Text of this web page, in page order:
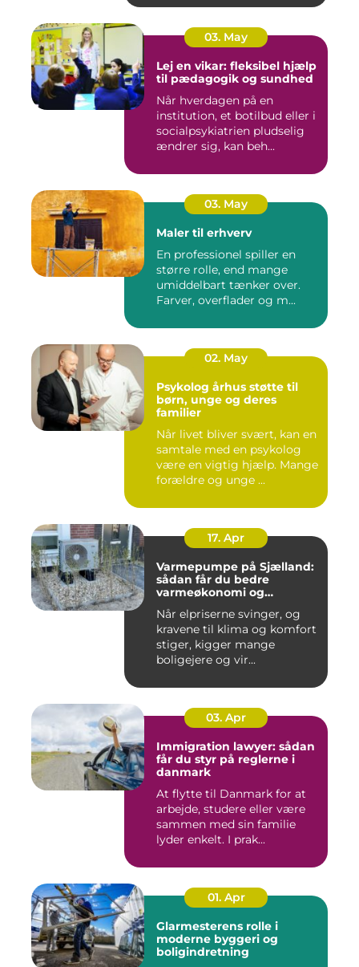
03. May
Lej en vikar: fleksibel hjælp
til pædagogik og sundhed
Når hverdagen på en
institution, et botilbud eller i
socialpsykiatrien pludselig
ændrer sig, kan beh...
03. May
Maler til erhverv
En professionel spiller en
større rolle, end mange
umiddelbart tænker over.
Farver, overflader og m...
02. May
Psykolog århus støtte til
børn, unge og deres
familier
Når livet bliver svært, kan en
samtale med en psykolog
være en vigtig hjælp. Mange
forældre og unge ...
17. Apr
Varmepumpe på Sjælland:
sådan får du bedre
varmeøkonomi og
Når elpriserne svinger, og
kravene til klima og komfort
stiger, kigger mange
boligejere og vir...
03. Apr
Immigration lawyer: sådan
får du styr på reglerne i
danmark
At flytte til Danmark for at
arbejde, studere eller være
sammen med sin familie
lyder enkelt. I prak...
01. Apr
Glarmesterens rolle i
moderne byggeri og
boligindretning